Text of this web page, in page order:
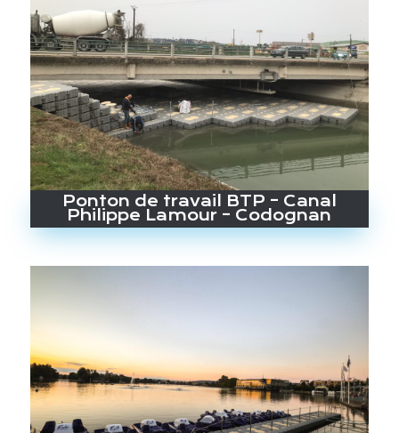
Ponton de travail BTP – Canal
Philippe Lamour – Codognan